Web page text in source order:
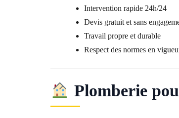
Intervention rapide 24h/24
Devis gratuit et sans
Travail propre et durable
Respect des normes en
Plomberie